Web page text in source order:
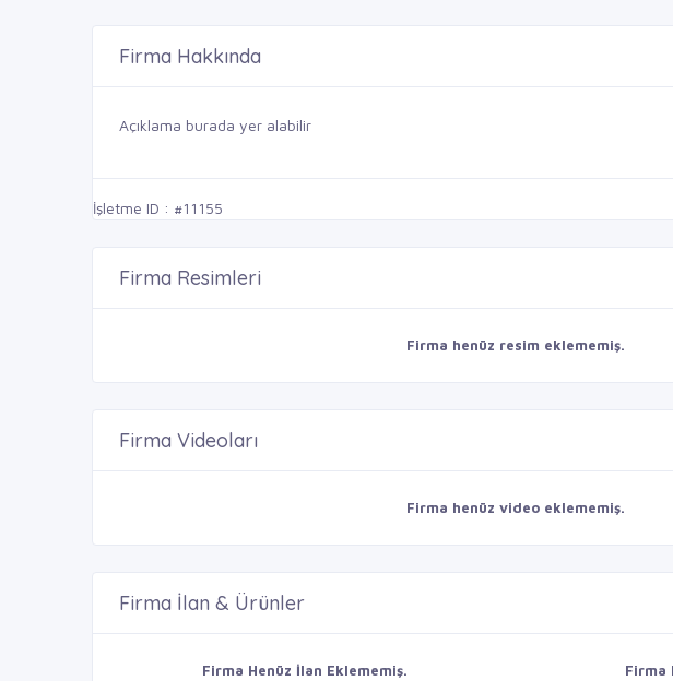
Firma Hakkında
Açıklama burada yer alabilir
İşletme ID : #11155
Firma Resimleri
Firma henüz resim eklememiş.
Firma Videoları
Firma henüz video eklememiş.
Firma İlan & Ürünler
Firma Henüz İlan Eklememiş. Firma